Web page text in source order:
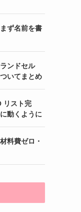
ず名前を書
ンドセル
いてまとめ
リスト完
動くように
料費ゼロ・